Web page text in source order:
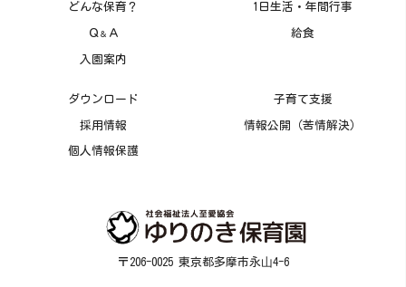
どんな保育？ 1日生活・年間行事
Ｑ ＆ Ａ 給食
入園案内
ダウンロード 子育て支援
採用情報 情報公開（苦情解決）
個人情報保護
〒206-0025 東京都多摩市永⼭4-6